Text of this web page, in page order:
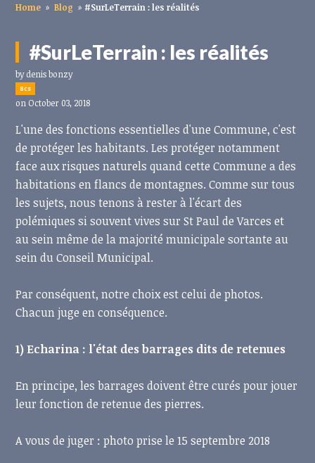
Home » Blog » #SurLeTerrain : les réalités
#SurLeTerrain : les réalités
bydenis bonzy
8cs
on October 03, 2018
L'une des fonctions essentielles d'une Commune, c'est
de protéger les habitants. Les protéger notamment
face aux risques naturels quand cette Commune a des
habitations en flancs de montagnes. Comme sur tous
les sujets, nous tenons à rester à l'écart des
polémiques si souvent vives sur St Paul de Varces et
au sein même de la majorité municipale sortante au
sein du Conseil Municipal.
Par conséquent, notre choix est celui de photos.
Chacun juge en conséquence.
1) Echarina : l'état des barrages dits de retenues
En principe, les barrages doivent être curés pour jouer
leur fonction de retenue des pierres.
A vous de juger : photo prise le 15 septembre 2018